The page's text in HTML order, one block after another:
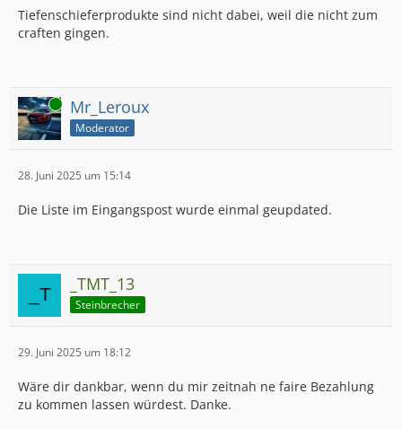
Tiefenschieferprodukte sind nicht dabei, weil die nicht zum
craften gingen.
Online Mr_Leroux
Moderator
28. Juni 2025 um 15:14
Die Liste im Eingangspost wurde einmal geupdated.
_TMT_13
Steinbrecher
29. Juni 2025 um 18:12
Wäre dir dankbar, wenn du mir zeitnah ne faire Bezahlung
zu kommen lassen würdest. Danke.